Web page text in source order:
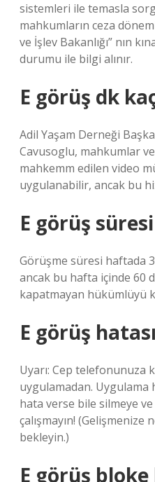
sistemleri ile temasla
mahkumların ceza
ve İşlev Bakanlığı” nın
durumu ile bilgi alınır.
E görüş dk
Adil Yaşam Derneği
Cavusoglu, mahkumlar
mahkemm edilen video
uygulanabilir, ancak bu
E görüş
Görüşme süresi haftada
ancak bu hafta içinde 60
kapatmayan hükümlüyü
E görüş
Uyarı: Cep telefonunuza
uygulamadan.
hata verse bile silmeye
çalışmayın!
bekleyin.)
E görüş